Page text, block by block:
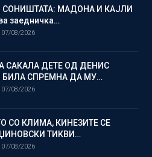
МАДОНА И КАЈЛИ
заедничка…
07/08/2026
САКАЛА ДЕТЕ ОД ДЕНИС
СПРЕМНА ДА МУ…
07/08/2026
СО КЛИМА, КИНЕЗИТЕ СЕ
ТИКВИ…
07/08/2026